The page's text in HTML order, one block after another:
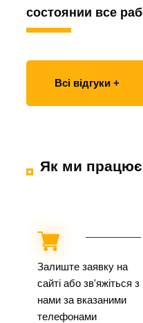
состоянии все
Всі відгуки +
Як ми
Залиште заявку на
сайті або зв'яжіться з
нами за вказаними
телефонами